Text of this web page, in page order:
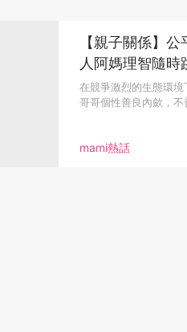
mami熱話
【親子關係】
人阿媽理智隨時跳掣 大仔1句令
整內心秩序母子
在競爭激烈的生態環
哥哥個性善良內歛，